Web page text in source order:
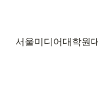
서울미디어대학원